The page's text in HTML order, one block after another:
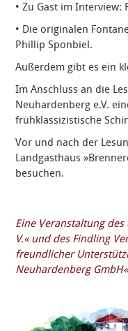
• Zu Gast im Interview:
• Die originalen
Phillip Sponbiel.
Außerdem gibt es ein
Im Anschluss an die
Neuhardenberg e.V.
frühklassizistische
Vor und nach der
Landgasthaus
besuchen.
Eine Veranstaltung
V.« und des Findling
freundlicher
Neuhardenberg